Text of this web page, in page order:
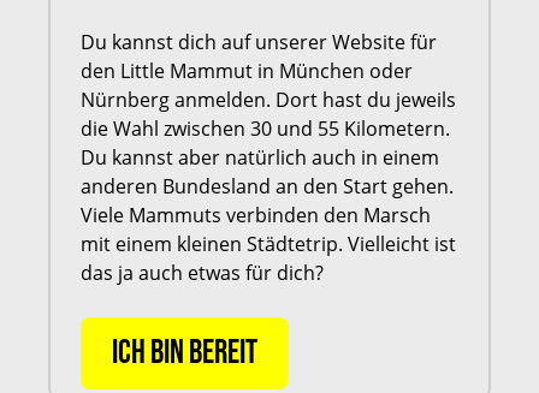
Du kannst dich auf unserer Website für
den Little Mammut in München oder
Nürnberg anmelden. Dort hast du jeweils
die Wahl zwischen 30 und 55 Kilometern.
Du kannst aber natürlich auch in einem
anderen Bundesland an den Start gehen.
Viele Mammuts verbinden den Marsch
mit einem kleinen Städtetrip. Vielleicht ist
das ja auch etwas für dich?
ICH BIN BEREIT